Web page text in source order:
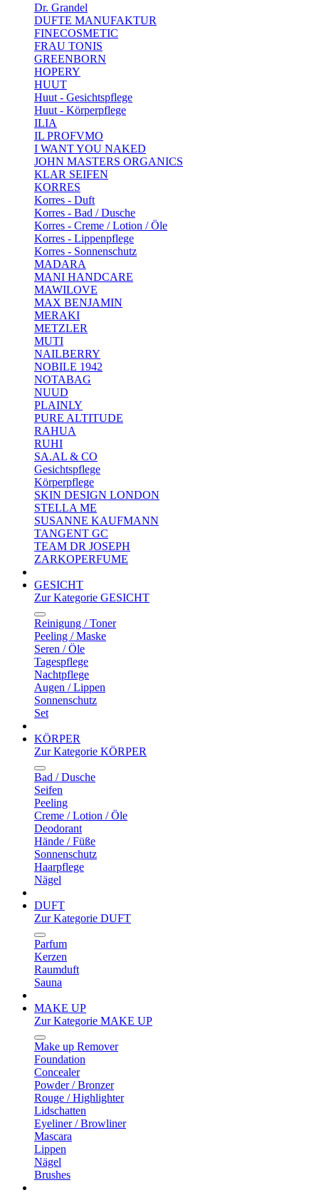
Dr. Grandel
DUFTE MANUFAKTUR
FINECOSMETIC
FRAU TONIS
GREENBORN
HOPERY
HUUT
Huut - Gesichtspflege
Huut - Körperpflege
ILIA
IL PROFVMO
I WANT YOU NAKED
JOHN MASTERS ORGANICS
KLAR SEIFEN
KORRES
Korres - Duft
Korres - Bad / Dusche
Korres - Creme / Lotion / Öle
Korres - Lippenpflege
Korres - Sonnenschutz
MADARA
MANI HANDCARE
MAWILOVE
MAX BENJAMIN
MERAKI
METZLER
MUTI
NAILBERRY
NOBILE 1942
NOTABAG
NUUD
PLAINLY
PURE ALTITUDE
RAHUA
RUHI
SA.AL & CO
Gesichtspflege
Körperpflege
SKIN DESIGN LONDON
STELLA ME
SUSANNE KAUFMANN
TANGENT GC
TEAM DR JOSEPH
ZARKOPERFUME
GESICHT
Zur Kategorie GESICHT
Reinigung / Toner
Peeling / Maske
Seren / Öle
Tagespflege
Nachtpflege
Augen / Lippen
Sonnenschutz
Set
KÖRPER
Zur Kategorie KÖRPER
Bad / Dusche
Seifen
Peeling
Creme / Lotion / Öle
Deodorant
Hände / Füße
Sonnenschutz
Haarpflege
Nägel
DUFT
Zur Kategorie DUFT
Parfum
Kerzen
Raumduft
Sauna
MAKE UP
Zur Kategorie MAKE UP
Make up Remover
Foundation
Concealer
Powder / Bronzer
Rouge / Highlighter
Lidschatten
Eyeliner / Browliner
Mascara
Lippen
Nägel
Brushes